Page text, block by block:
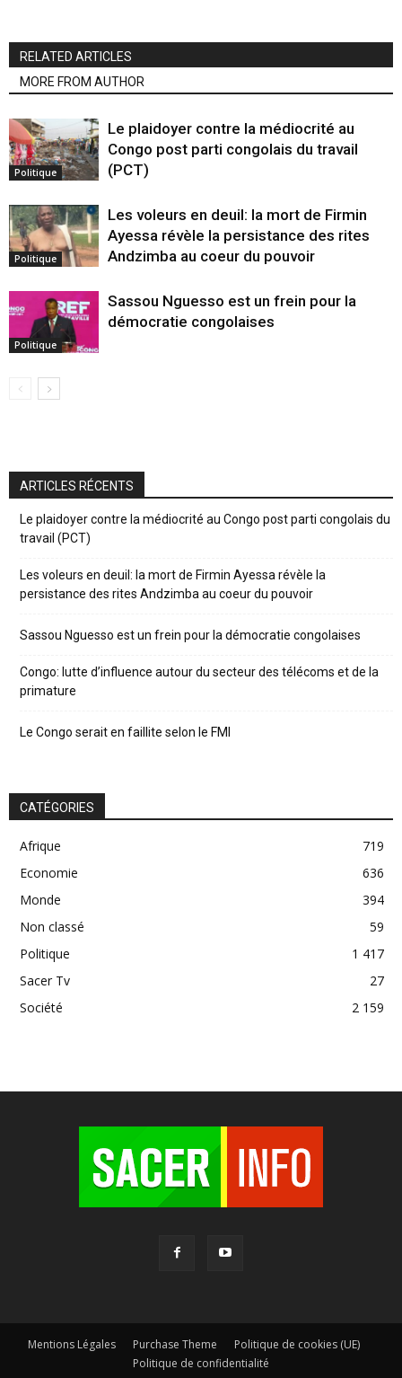
RELATED ARTICLES
MORE FROM AUTHOR
Politique
Le plaidoyer contre la médiocrité au
Congo post parti congolais du travail
(PCT)
Politique
Les voleurs en deuil: la mort de Firmin
Ayessa révèle la persistance des rites
Andzimba au coeur du pouvoir
Politique
Sassou Nguesso est un frein pour la
démocratie congolaises
ARTICLES RÉCENTS
Le plaidoyer contre la médiocrité au Congo post parti congolais du
travail (PCT)
Les voleurs en deuil: la mort de Firmin Ayessa révèle la
persistance des rites Andzimba au coeur du pouvoir
Sassou Nguesso est un frein pour la démocratie congolaises
Congo: lutte d’influence autour du secteur des télécoms et de la
primature
Le Congo serait en faillite selon le FMI
CATÉGORIES
Afrique
719
Economie
636
Monde
394
Non classé
59
Politique
1 417
Sacer Tv
27
Société
2 159
Mentions Légales Purchase Theme
Politique de cookies (UE)
Politique de confidentialité